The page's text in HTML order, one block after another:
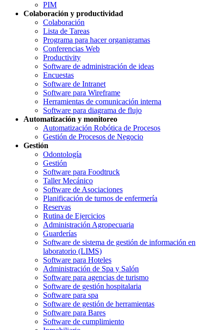
PIM
Colaboración y productividad
Colaboración
Lista de Tareas
Programa para hacer organigramas
Conferencias Web
Productivity
Software de administración de ideas
Encuestas
Software de Intranet
Software para Wireframe
Herramientas de comunicación interna
Software para diagrama de flujo
Automatización y monitoreo
Automatización Robótica de Procesos
Gestión de Procesos de Negocio
Gestión
Odontología
Gestión
Software para Foodtruck
Taller Mecánico
Software de Asociaciones
Planificación de turnos de enfermería
Reservas
Rutina de Ejercicios
Administración Agropecuaria
Guarderías
Software de sistema de gestión de información en
laboratorio (LIMS)
Software para Hoteles
Administración de Spa y Salón
Software para agencias de turismo
Software de gestión hospitalaria
Software para spa
Software de gestión de herramientas
Software para Bares
Software de cumplimiento